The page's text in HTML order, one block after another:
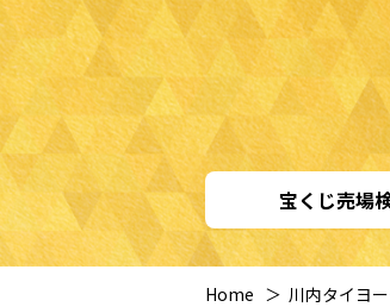
宝くじ売場
Home ＞ 川内タイヨ